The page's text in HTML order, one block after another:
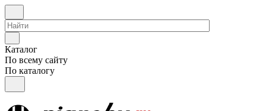
Каталог
По всему сайту
По каталогу